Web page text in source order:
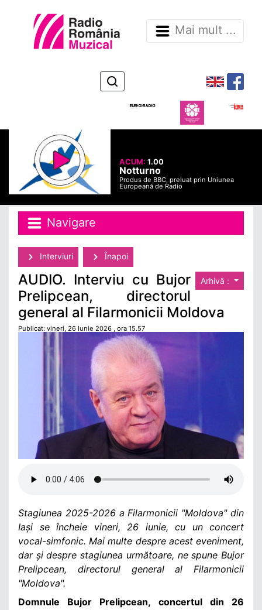
Mai mult ...
ACUM:1.00
Notturno
Produs de BBC, preluat prin Uniunea
Europeană de Radio
Navigare
Interviuri Înapoi
Arhivă :
AUDIO. Interviu cu Bujor
Prelipcean, directorul
general al Filarmonicii Moldova
Publicat: vineri, 26 Iunie 2026 , ora 15.57
Stagiunea 2025-2026 a Filarmonicii "Moldova" din
Iași se încheie vineri, 26 iunie, cu un concert
vocal-simfonic. Mai multe despre acest eveniment,
dar și despre stagiunea următoare, ne spune Bujor
Prelipcean, directorul general al Filarmonicii
"Moldova".
Domnule Bujor Prelipcean, concertul din 26